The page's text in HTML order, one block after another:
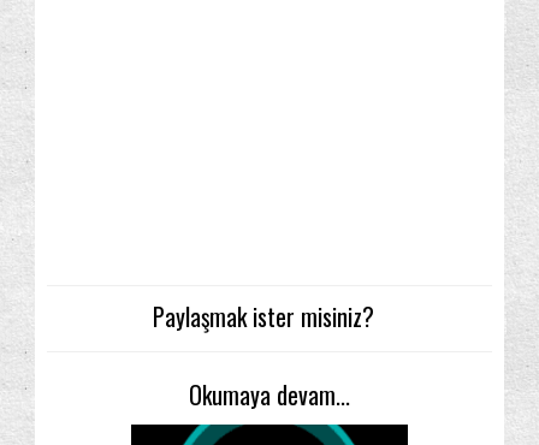
Paylaşmak ister misiniz?
Okumaya devam...